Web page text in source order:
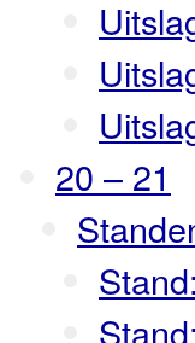
20 – 21